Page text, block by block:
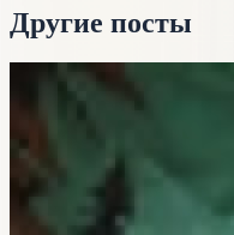
Другие посты